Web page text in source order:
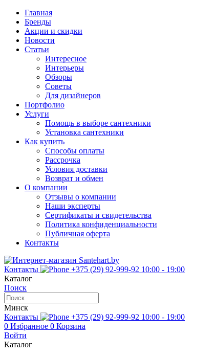
Главная
Бренды
Акции и скидки
Новости
Статьи
Интересное
Интерьеры
Обзоры
Советы
Для дизайнеров
Портфолио
Услуги
Помощь в выборе сантехники
Установка сантехники
Как купить
Способы оплаты
Рассрочка
Условия доставки
Возврат и обмен
О компании
Отзывы о компании
Наши эксперты
Сертификаты и свидетельства
Политика конфиденциальности
Публичная оферта
Контакты
Контакты +375 (29) 92-999-92 10:00 - 19:00
Каталог
Поиск
Минск
Контакты
+375 (29) 92-999-92 10:00 - 19:00
0 Избранное 0 Корзина
Войти
Каталог